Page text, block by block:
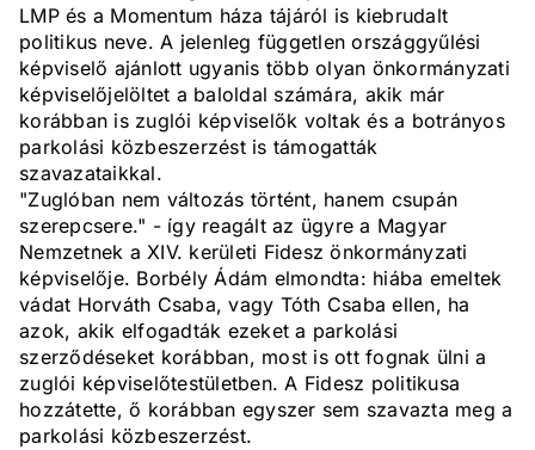
LMP és a Momentum háza tájáról is kiebrudalt
politikus neve. A jelenleg független országgyűlési
képviselő ajánlott ugyanis több olyan önkormányzati
képviselőjelöltet a baloldal számára, akik már
korábban is zuglói képviselők voltak és a botrányos
parkolási közbeszerzést is támogatták
szavazataikkal.
"Zuglóban nem változás történt, hanem csupán
szerepcsere." - így reagált az ügyre a Magyar
Nemzetnek a XIV. kerületi Fidesz önkormányzati
képviselője. Borbély Ádám elmondta: hiába emeltek
vádat Horváth Csaba, vagy Tóth Csaba ellen, ha
azok, akik elfogadták ezeket a parkolási
szerződéseket korábban, most is ott fognak ülni a
zuglói képviselőtestületben. A Fidesz politikusa
hozzátette, ő korábban egyszer sem szavazta meg a
parkolási közbeszerzést.